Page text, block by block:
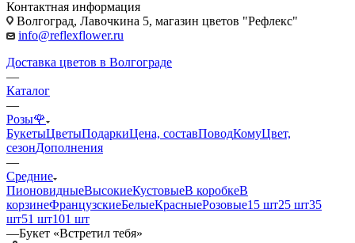
Контактная информация
Волгоград, Лавочкина 5, магазин цветов "Рефлекс"
info@reflexflower.ru
Доставка цветов в Волгограде
—
Каталог
—
Розы🌹
БукетыЦветыПодаркиЦена, составПоводКомуЦвет,
сезонДополнения
—
Средние
ПионовидныеВысокиеКустовыеВ коробкеВ
корзинеФранцузскиеБелыеКрасныеРозовые15 шт25 шт35
шт51 шт101 шт
—Букет «Встретил тебя»